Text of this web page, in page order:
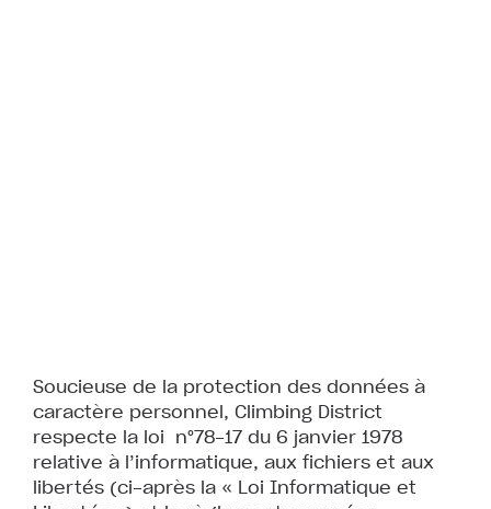
Soucieuse de la protection des données à
caractère personnel, Climbing District
respecte la loi n°78-17 du 6 janvier 1978
relative à l’informatique, aux fichiers et aux
libertés (ci-après la « Loi Informatique et